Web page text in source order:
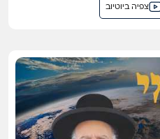
צפיה ביוטיוב